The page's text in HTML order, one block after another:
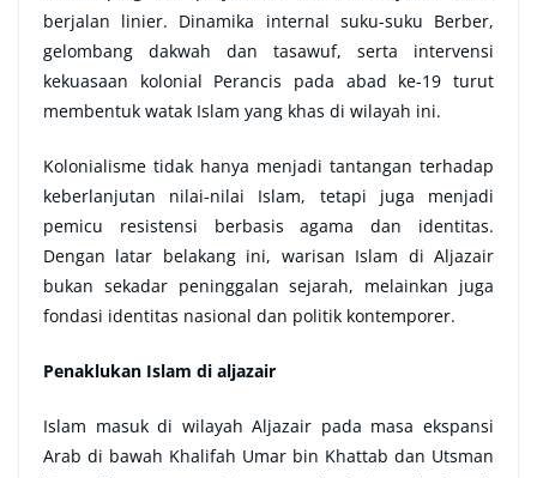
berjalan linier. Dinamika internal suku-suku Berber,
gelombang dakwah dan tasawuf, serta intervensi
kekuasaan kolonial Perancis pada abad ke-19 turut
membentuk watak Islam yang khas di wilayah ini.
Kolonialisme tidak hanya menjadi tantangan terhadap
keberlanjutan nilai-nilai Islam, tetapi juga menjadi
pemicu resistensi berbasis agama dan identitas.
Dengan latar belakang ini, warisan Islam di Aljazair
bukan sekadar peninggalan sejarah, melainkan juga
fondasi identitas nasional dan politik kontemporer.
Penaklukan Islam di aljazair
Islam masuk di wilayah Aljazair pada masa ekspansi
Arab di bawah Khalifah Umar bin Khattab dan Utsman